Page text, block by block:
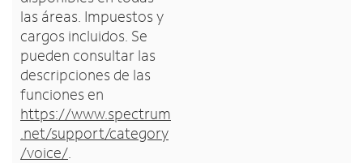
las áreas. Impuestos y
cargos incluidos. Se
pueden consultar las
descripciones de las
funciones en
https://www.spectrum
.net/support/category
/voice/.